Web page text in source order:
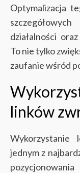
Optymalizacja
działalności
To nie tylko
zaufanie wśród
linków
Wykorzystanie
jednym z